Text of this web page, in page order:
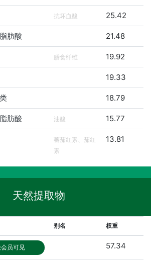
抗坏血酸 25.42
肪酸 21.48
膳食纤维 19.92
19.33
18.79
肪酸 油酸 15.77
蕃茄红素、茄红
素
13.81
天然提取物
别名 权重
员可见 57.34